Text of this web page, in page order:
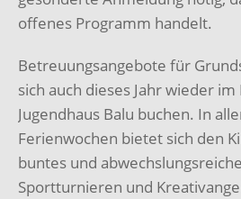
offenes Programm handelt.
Betreuungsangebote für
sich auch dieses Jahr wieder im
Jugendhaus Balu buchen. In
Ferienwochen bietet sich den
buntes und
Sportturnieren und